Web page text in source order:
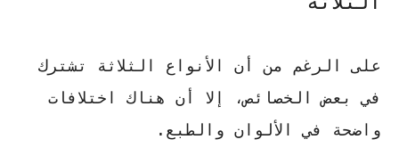
على الرغم من أن الأنواع الثلاثة تشترك
في بعض الخصائص، إلا أن هناك اختلافات
واضحة في الألوان والطبع.